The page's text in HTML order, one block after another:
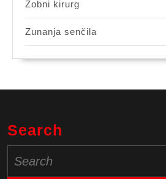
Zobni kirurg
Zunanja senčila
Search
for: